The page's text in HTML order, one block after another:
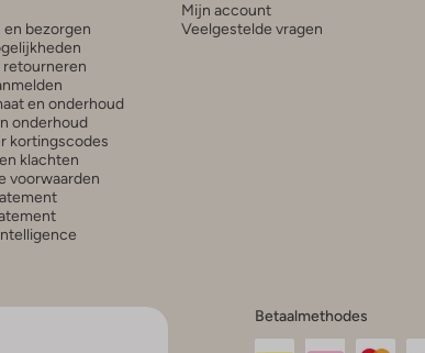
en bezorgen
retourneren
en onderhoud
onderhoud
kortingscodes
klachten
voorwaarden
Mijn account
Veelgestelde vragen
Betaalmethodes